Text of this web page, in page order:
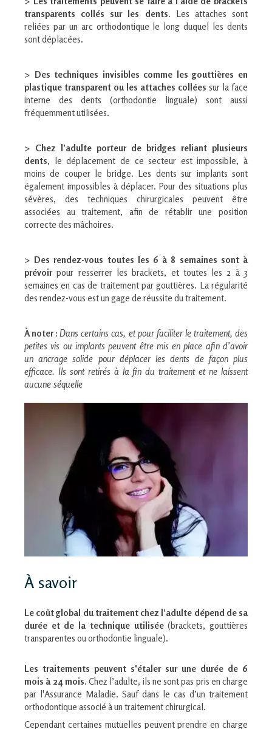
transparents collés sur les dents. Les attaches sont
reliées par un arc orthodontique le long duquel les dents
sont déplacées.
> Des techniques invisibles comme les gouttières en
plastique transparent ou les attaches collées sur la face
interne des dents (orthodontie linguale) sont aussi
fréquemment utilisées.
> Chez l’adulte porteur de bridges reliant plusieurs
dents, le déplacement de ce secteur est impossible, à
moins de couper le bridge. Les dents sur implants sont
également impossibles à déplacer. Pour des situations plus
sévères, des techniques chirurgicales peuvent être
associées au traitement, afin de rétablir une position
correcte des mâchoires.
> Des rendez-vous toutes les 6 à 8 semaines sont à
prévoirpour resserrer les brackets, et toutes les 2 à 3
semaines en cas de traitement par gouttières. La régularité
des rendez-vous est un gage de réussite du traitement.
À noter :Dans certains cas, et pour faciliter le traitement, des
petites vis ou implants peuvent être mis en place afin d’avoir
un ancrage solide pour déplacer les dents de façon plus
efficace. Ils sont retirés à la fin du traitement et ne laissent
aucune séquelle
À savoir
Le coût global du traitement chez l’adulte dépend de sa
durée et de la technique utilisée(brackets, gouttières
transparentes ou orthodontie linguale).
Les traitements peuvent s'étaler sur une durée de 6
mois à 24 mois. Chez l’adulte, ils ne sont pas pris en charge
par l'Assurance Maladie. Sauf dans le cas d’un traitement
orthodontique associé à un traitement chirurgical.
Cependant certaines mutuelles peuvent prendre en charge